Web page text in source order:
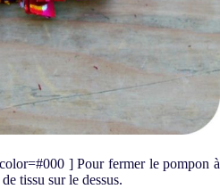
] Pour fermer le pompon à
tissu sur le dessus.